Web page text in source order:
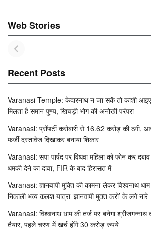
Web Stories
Recent Posts
Varanasi Temple: केदारनाथ न जा सकें तो काशी
मिलता है समान पुण्य, खिचड़ी भोग की अनोखी परंपरा
Varanasi: प्रॉपर्टी करोबारी से 16.62 करोड़ की ठगी,
फर्जी दस्तावेज दिखाकर बनाया शिकार
Varanasi: सपा पार्षद पर विधवा महिला को फोन कर
धमकी देने का दावा, FIR के बाद हिरासत में
Varanasi: ज्ञानवापी मुक्ति की कामना लेकर विश्वनाथ धाम
निकाली भव्य कलश यात्रा ‘ज्ञानवापी मुक्त करो’ के लगे नारे
Varanasi: विश्वनाथ धाम की तर्ज पर बनेगा श्रीजगन्नाथ
तैयार, पहले चरण में खर्च होंगे 30 करोड़ रुपये